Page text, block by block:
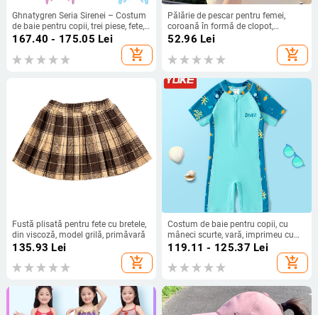
Ghnatygren Seria Sirenei – Costum
de baie pentru copii, trei piese, fete,
temă sirena-principesă
167.40 - 175.05 Lei
add_shopping_cart
Pălărie de pescar pentru femei,
coroană în formă de clopot,
margine lată, material din bumbac
>96%, potrivită pentru cele patru
sezoane
52.96 Lei
add_shopping_cart
Fustă plisată pentru fete cu bretele,
din viscoză, model grilă, primăvară
135.93 Lei
add_shopping_cart
Costum de baie pentru copii, cu
mâneci scurte, vară, imprimeu cu
desene animate, protecție solară,
119.11 - 125.37 Lei
add_shopping_cart